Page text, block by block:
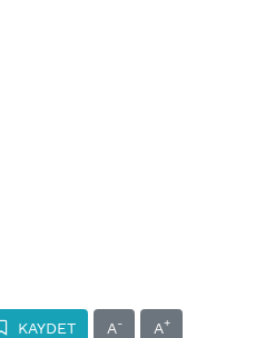
KAYDET A- A+